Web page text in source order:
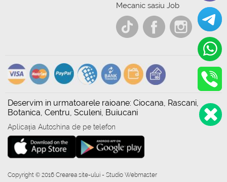
Mecanic sasiu Job
Deservim in urmatoarele raioane: Ciocana, Rascani,
Botanica, Centru, Sculeni, Buiucani
Aplicația Autoshina de pe telefon
Copyright © 2016 Crearea site-ului - Studio Webmaster